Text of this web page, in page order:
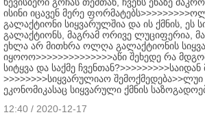
ისინი იცავენ მერე
გალაქტიონი სიყვარულშია და ის ქმნის, ეს
გალაქტიონს, მაგრამ ორივე ლუციფერია,
ეხლა არ მითხრა ოლღა გალაქტიონის
იყოოო>>>>>>>>>>>>>>აწი შეხედე რა
სიტყვა და საქმე ჩვენთან?>>>>>>>>>საიდან
>>>>>>>>სიყვარულიაო
ეკონომიკასაც სიყვარული ქმნის
12:40 / 2020-12-17